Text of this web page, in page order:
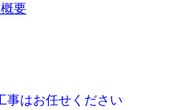
事はお任せください